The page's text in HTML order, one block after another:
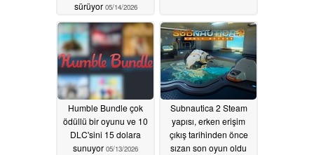
sürüyor 05/14/2026
Humble Bundle çok
ödüllü bir oyunu ve 10
DLC'sini 15 dolara
sunuyor 05/13/2026
Subnautica 2 Steam
yapısı, erken erişim
çıkış tarihinden önce
sızan son oyun oldu